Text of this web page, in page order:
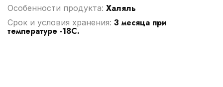
Особенности продукта: Халяль
Срок и условия хранения: 3 месяца при
температуре -18С.